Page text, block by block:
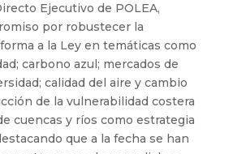
Ejecutivo de POLEA,
por robustecer la
a la Ley en temáticas como
carbono azul; mercados de
calidad del aire y cambio
de la vulnerabilidad costera
cuencas y ríos como estrategia
que a la fecha se han